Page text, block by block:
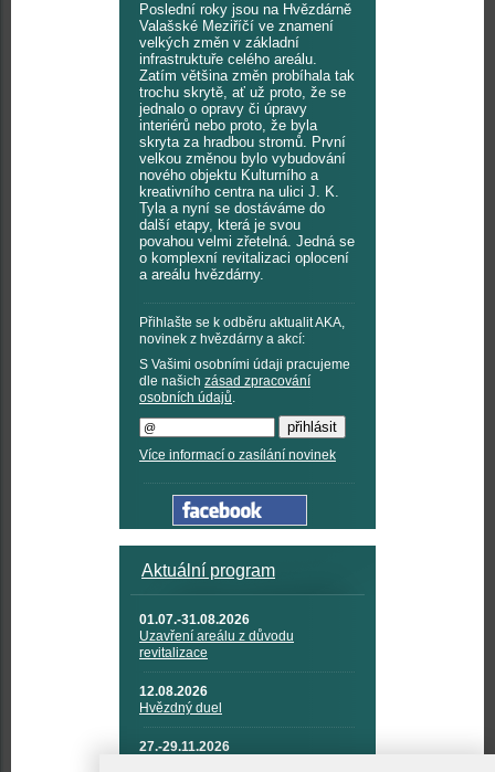
Poslední roky jsou na Hvězdárně
Valašské Meziříčí ve znamení
velkých změn v základní
infrastruktuře celého areálu.
Zatím většina změn probíhala tak
trochu skrytě, ať už proto, že se
jednalo o opravy či úpravy
interiérů nebo proto, že byla
skryta za hradbou stromů. První
velkou změnou bylo vybudování
nového objektu Kulturního a
kreativního centra na ulici J. K.
Tyla a nyní se dostáváme do
další etapy, která je svou
povahou velmi zřetelná. Jedná se
o komplexní revitalizaci oplocení
a areálu hvězdárny.
Přihlašte se k odběru aktualit AKA,
novinek z hvězdárny a akcí:
S Vašimi osobními údaji pracujeme
dle našich zásad zpracování
osobních údajů.
Více informací o zasílání novinek
Aktuální program
01.07.-31.08.2026
Uzavření areálu z důvodu
revitalizace
12.08.2026
Hvězdný duel
27.-29.11.2026